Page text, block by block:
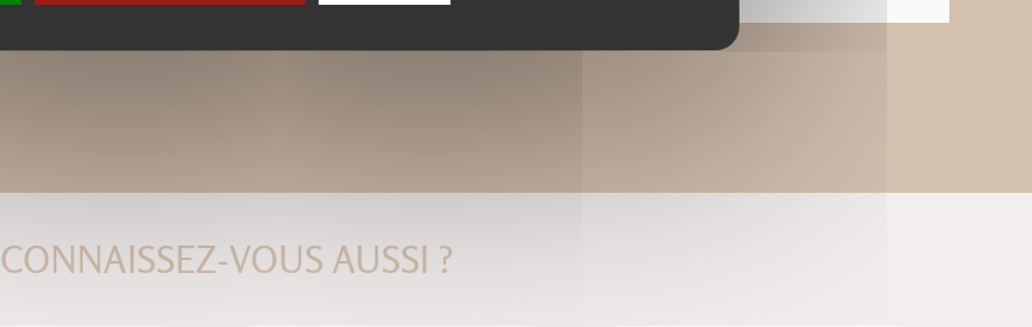
CONNAISSEZ-VOUS AUSSI ?